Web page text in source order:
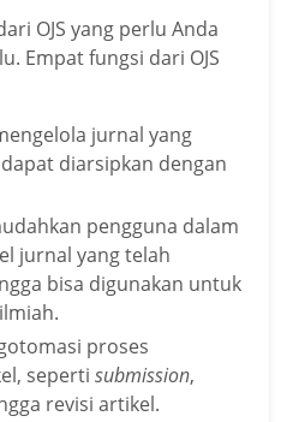
OJS yang perlu Anda
Empat fungsi dari OJS
jurnal yang
diarsipkan dengan
pengguna dalam
jurnal yang telah
bisa digunakan untuk
proses
seperti submission,
revisi artikel.